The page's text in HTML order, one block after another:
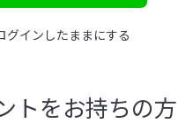
グインしたままにする
トをお持ちの方